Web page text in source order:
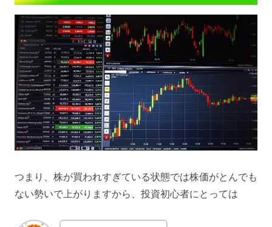
つまり、株が買われすぎている状態では株価がとんでも
ない勢いで上がりますから、投資初心者にとっては